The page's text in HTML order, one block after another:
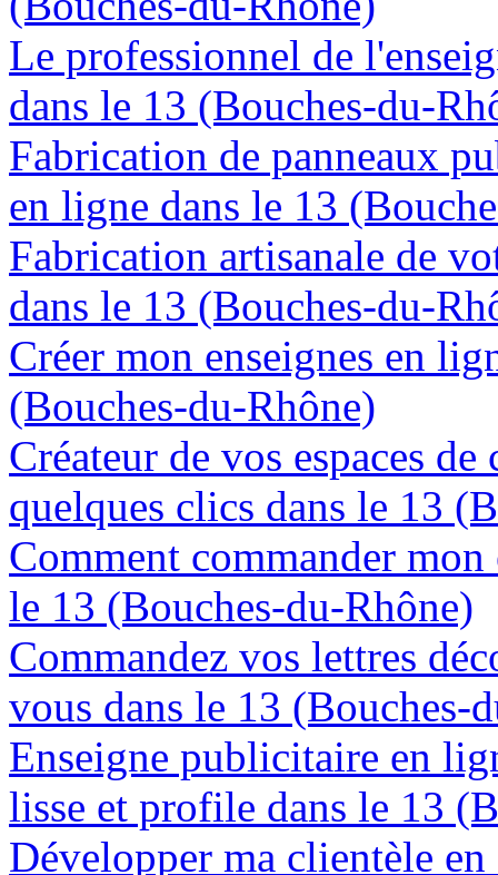
Le professionnel de
dans le 13 (Bouches-du-
Fabrication de panneaux
en ligne dans le 13
Fabrication artisanale de
dans le 13 (Bouches-du-
Créer mon enseignes en
(Bouches-du-Rhône)
Créateur de vos espaces
quelques clics dans le 13
Comment commander
le 13 (Bouches-du-Rhône)
Commandez vos lettres
vous dans le 13 (Bouches-
Enseigne publicitaire en
lisse et profile dans le 13
Développer ma clientèle